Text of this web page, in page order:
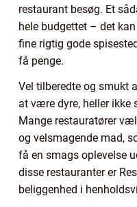
restaurant besøg. Et
hele budgettet – det
fine rigtig gode
få penge.
Vel tilberedte og smukt
at være dyre, heller ikke
Mange restauratører
og velsmagende mad,
få en smags oplevelse
disse restauranter er
beliggenhed i